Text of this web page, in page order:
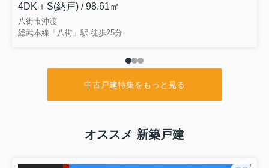
千葉県成田市並木町
京成本線 公津の杜駅 徒歩27分
ス上下水 閑静な分譲地内
4DK＋S(納戸) / 98.61㎡
八街市沖渡
総武本線「八街」駅 徒歩25分
中古戸建特集をもっと見る
オススメ 新築戸建